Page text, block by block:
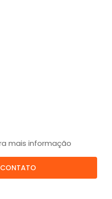
mais informação
CONTATO